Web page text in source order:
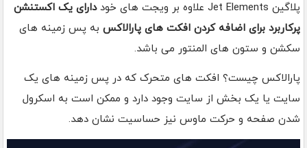
پلاگین Jet Elements علاوه بر ویجت های خود
دارای یک اکستنشن
پرکاربرد برای اضافه کردن افکت های پارالاکس به پس زمینه های
سکشن و ستون های المنتور می باشد.
پارالاکس چیست؟ افکت های متحرک که در پس زمینه های یک
سایت یا یک بخش از سایت وجود دارد و ممکن است به اسکرول
شدن صفحه و حرکت ماوس نیز حساسیت نشان دهد.